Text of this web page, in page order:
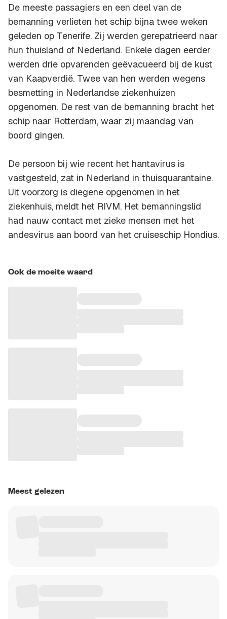
De meeste passagiers en een deel van de
bemanning verlieten het schip bijna twee weken
geleden op Tenerife. Zij werden gerepatrieerd naar
hun thuisland of Nederland. Enkele dagen eerder
werden drie opvarenden geëvacueerd bij de kust
van Kaapverdië. Twee van hen werden wegens
besmetting in Nederlandse ziekenhuizen
opgenomen. De rest van de bemanning bracht het
schip naar Rotterdam, waar zij maandag van
boord gingen.
De persoon bij wie recent het hantavirus is
vastgesteld, zat in Nederland in thuisquarantaine.
Uit voorzorg is diegene opgenomen in het
ziekenhuis, meldt het RIVM. Het bemanningslid
had nauw contact met zieke mensen met het
andesvirus aan boord van het cruiseschip Hondius.
Ook de moeite waard
Meest gelezen